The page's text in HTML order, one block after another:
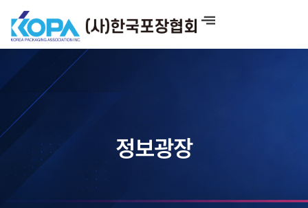
너
정보광장